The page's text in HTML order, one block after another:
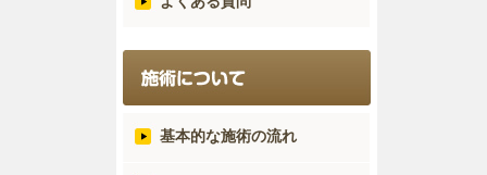
基本的な施術の流れ